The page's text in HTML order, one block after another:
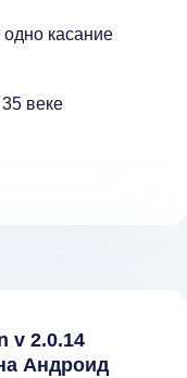
касание
веке
v 2.0.14
Андроид